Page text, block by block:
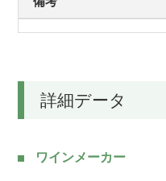
詳細データ
ワインメーカー